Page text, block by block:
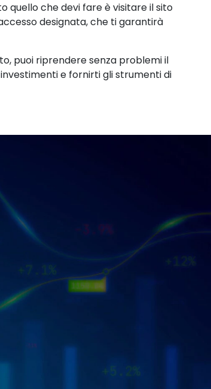
quello che devi fare è visitare il sito
designata, che ti garantirà
puoi riprendere senza problemi il
e fornirti gli strumenti di